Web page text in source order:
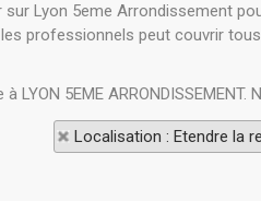
Lyon 5eme Arrondissement
professionnels peut couvrir
LYON 5EME
Localisation : Etendre la